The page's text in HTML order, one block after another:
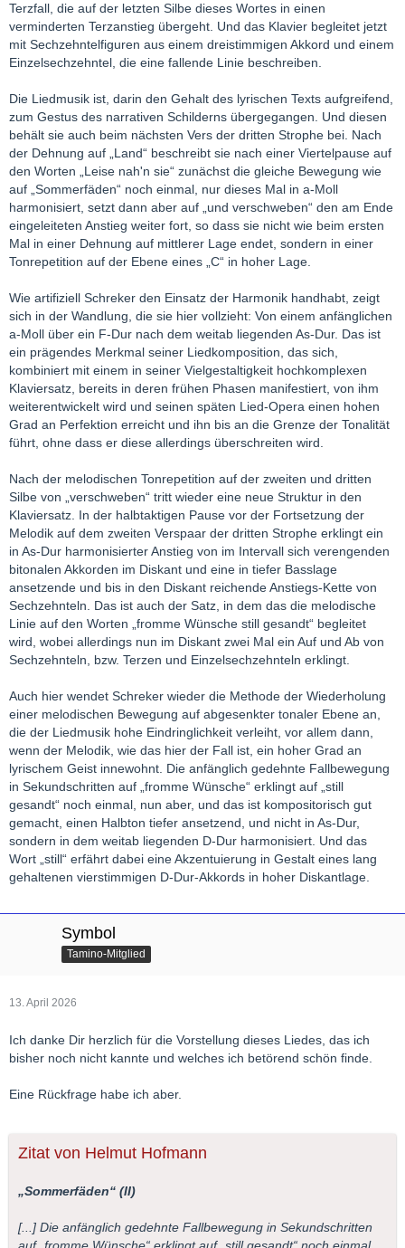
Terzfall, die auf der letzten Silbe dieses Wortes in einen
verminderten Terzanstieg übergeht. Und das Klavier begleitet jetzt
mit Sechzehntelfiguren aus einem dreistimmigen Akkord und einem
Einzelsechzehntel, die eine fallende Linie beschreiben.
Die Liedmusik ist, darin den Gehalt des lyrischen Texts aufgreifend,
zum Gestus des narrativen Schilderns übergegangen. Und diesen
behält sie auch beim nächsten Vers der dritten Strophe bei. Nach
der Dehnung auf „Land“ beschreibt sie nach einer Viertelpause auf
den Worten „Leise nah'n sie“ zunächst die gleiche Bewegung wie
auf „Sommerfäden“ noch einmal, nur dieses Mal in a-Moll
harmonisiert, setzt dann aber auf „und verschweben“ den am Ende
eingeleiteten Anstieg weiter fort, so dass sie nicht wie beim ersten
Mal in einer Dehnung auf mittlerer Lage endet, sondern in einer
Tonrepetition auf der Ebene eines „C“ in hoher Lage.
Wie artifiziell Schreker den Einsatz der Harmonik handhabt, zeigt
sich in der Wandlung, die sie hier vollzieht: Von einem anfänglichen
a-Moll über ein F-Dur nach dem weitab liegenden As-Dur. Das ist
ein prägendes Merkmal seiner Liedkomposition, das sich,
kombiniert mit einem in seiner Vielgestaltigkeit hochkomplexen
Klaviersatz, bereits in deren frühen Phasen manifestiert, von ihm
weiterentwickelt wird und seinen späten Lied-Opera einen hohen
Grad an Perfektion erreicht und ihn bis an die Grenze der Tonalität
führt, ohne dass er diese allerdings überschreiten wird.
Nach der melodischen Tonrepetition auf der zweiten und dritten
Silbe von „verschweben“ tritt wieder eine neue Struktur in den
Klaviersatz. In der halbtaktigen Pause vor der Fortsetzung der
Melodik auf dem zweiten Verspaar der dritten Strophe erklingt ein
in As-Dur harmonisierter Anstieg von im Intervall sich verengenden
bitonalen Akkorden im Diskant und eine in tiefer Basslage
ansetzende und bis in den Diskant reichende Anstiegs-Kette von
Sechzehnteln. Das ist auch der Satz, in dem das die melodische
Linie auf den Worten „fromme Wünsche still gesandt“ begleitet
wird, wobei allerdings nun im Diskant zwei Mal ein Auf und Ab von
Sechzehnteln, bzw. Terzen und Einzelsechzehnteln erklingt.
Auch hier wendet Schreker wieder die Methode der Wiederholung
einer melodischen Bewegung auf abgesenkter tonaler Ebene an,
die der Liedmusik hohe Eindringlichkeit verleiht, vor allem dann,
wenn der Melodik, wie das hier der Fall ist, ein hoher Grad an
lyrischem Geist innewohnt. Die anfänglich gedehnte Fallbewegung
in Sekundschritten auf „fromme Wünsche“ erklingt auf „still
gesandt“ noch einmal, nun aber, und das ist kompositorisch gut
gemacht, einen Halbton tiefer ansetzend, und nicht in As-Dur,
sondern in dem weitab liegenden D-Dur harmonisiert. Und das
Wort „still“ erfährt dabei eine Akzentuierung in Gestalt eines lang
gehaltenen vierstimmigen D-Dur-Akkords in hoher Diskantlage.
Symbol
Tamino-Mitglied
13. April 2026
Ich danke Dir herzlich für die Vorstellung dieses Liedes, das ich
bisher noch nicht kannte und welches ich betörend schön finde.
Eine Rückfrage habe ich aber.
Zitat von Helmut Hofmann
„Sommerfäden“ (II)
[...] Die anfänglich gedehnte Fallbewegung in Sekundschritten